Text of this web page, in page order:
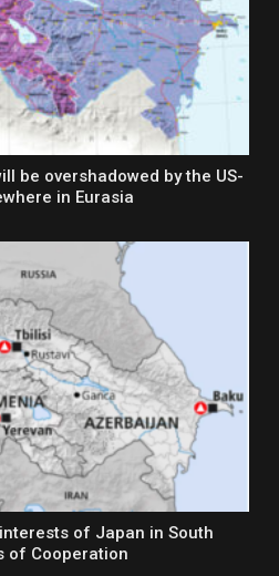
be overshadowed by the US-
in Eurasia
of Japan in South
of Cooperation